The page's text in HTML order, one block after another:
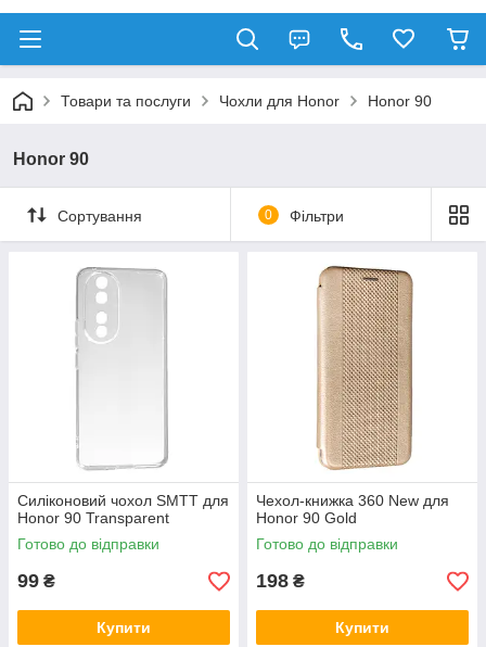
Товари та послуги Чохли для Honor Honor 90
Honor 90
Сортування 0 Фільтри
Силіконовий чохол SMTT для
Honor 90 Transparent
Готово до відправки
99 ₴
Купити
Чехол-книжка 360 New для
Honor 90 Gold
Готово до відправки
198 ₴
Купити